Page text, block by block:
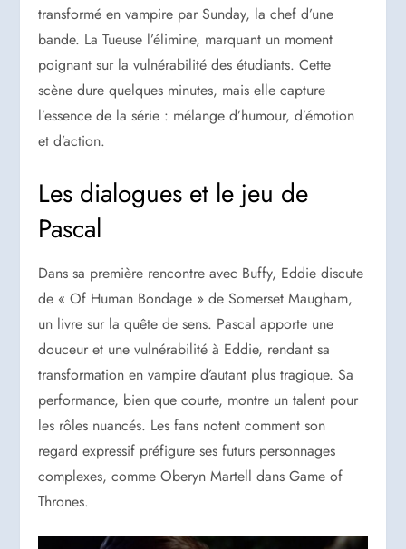
transformé en vampire par Sunday, la chef d’une
bande. La Tueuse l’élimine, marquant un moment
poignant sur la vulnérabilité des étudiants. Cette
scène dure quelques minutes, mais elle capture
l’essence de la série : mélange d’humour, d’émotion
et d’action.
Les dialogues et le jeu de
Pascal
Dans sa première rencontre avec Buffy, Eddie discute
de « Of Human Bondage » de Somerset Maugham,
un livre sur la quête de sens. Pascal apporte une
douceur et une vulnérabilité à Eddie, rendant sa
transformation en vampire d’autant plus tragique. Sa
performance, bien que courte, montre un talent pour
les rôles nuancés. Les fans notent comment son
regard expressif préfigure ses futurs personnages
complexes, comme Oberyn Martell dans Game of
Thrones.